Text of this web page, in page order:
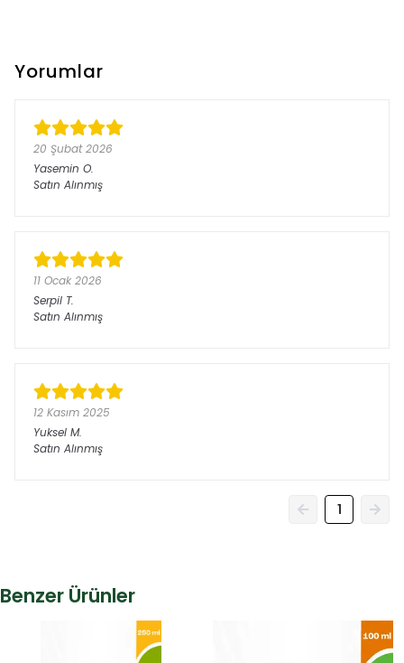
Yorumlar
20 Şubat 2026
Yasemin O.
Satın Alınmış
11 Ocak 2026
Serpil T.
Satın Alınmış
12 Kasım 2025
Yuksel M.
Satın Alınmış
1
Benzer Ürünler